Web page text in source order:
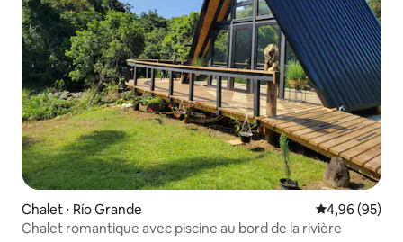
Chalet ⋅ Río Grande Évaluation
4,96 (95)
Chalet romantique avec piscine au bord de la rivière